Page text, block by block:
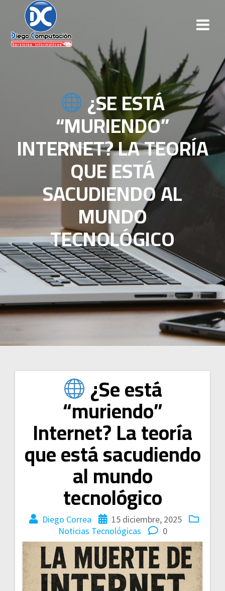
¿SE ESTÁ
“MURIENDO”
INTERNET? LA TEORÍA
QUE ESTÁ
SACUDIENDO AL
MUNDO
TECNOLÓGICO
¿Se está
“muriendo”
Internet? La teoría
que está sacudiendo
al mundo
tecnológico
Diego Correa
15 diciembre, 2025
Noticias Tecnológicas
0